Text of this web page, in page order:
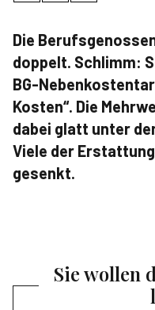
Die
doppelt. Schlimm:
BG-
Kosten“. Die
dabei glatt unter
Viele der
gesenkt.
Sie wollen